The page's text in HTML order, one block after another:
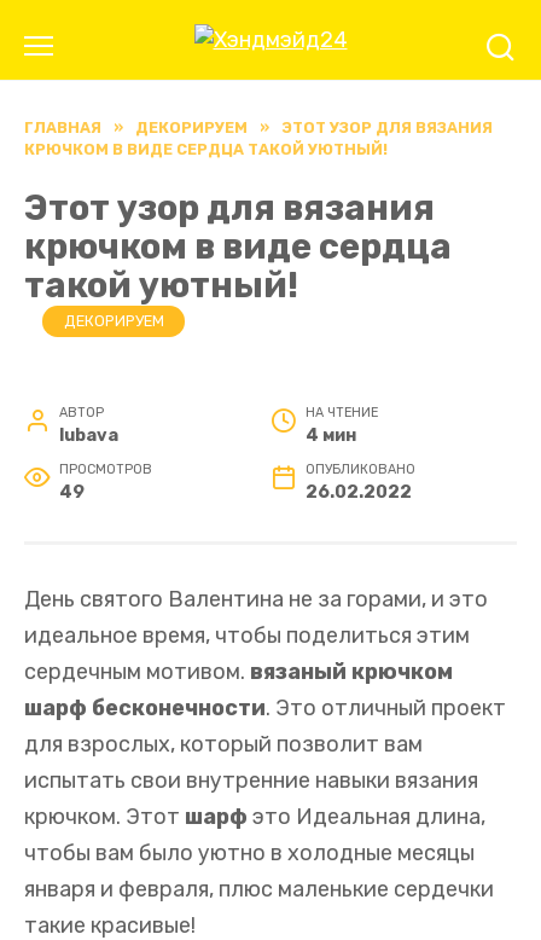
содержанию
ГЛАВНАЯ » ДЕКОРИРУЕМ »
ЭТОТ УЗОР ДЛЯ ВЯЗАНИЯ
КРЮЧКОМ В ВИДЕ СЕРДЦА ТАКОЙ УЮТНЫЙ!
Этот узор для вязания
крючком в виде сердца
такой уютный!
ДЕКОРИРУЕМ
АВТОР
lubava
НА ЧТЕНИЕ
4 мин
ПРОСМОТРОВ
49
ОПУБЛИКОВАНО
26.02.2022
День святого Валентина не за горами, и это
идеальное время, чтобы поделиться этим
сердечным мотивом. вязаный крючком
шарф бесконечности. Это отличный проект
для взрослых, который позволит вам
испытать свои внутренние навыки вязания
крючком. Этот шарф это Идеальная длина,
чтобы вам было уютно в холодные месяцы
января и февраля, плюс маленькие сердечки
такие красивые!